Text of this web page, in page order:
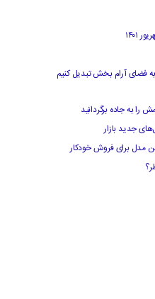
۱۴۰۱
فضای آرام بخش تبدیل کنیم
را به جاده برگردانید
جدید بازار
مدل برای فروش خودکار